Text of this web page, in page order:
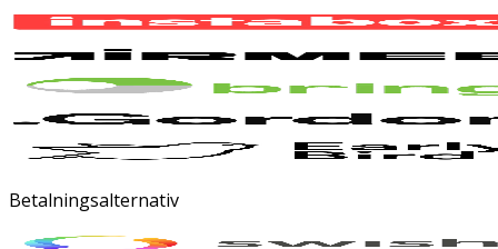
Betalningsalternativ